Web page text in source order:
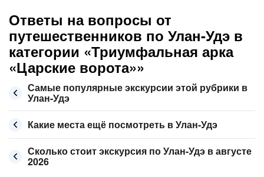
Ответы на вопросы от
путешественников по Улан-Удэ в
категории «Триумфальная арка
«Царские ворота»»
Самые популярные экскурсии этой рубрики в
Улан-Удэ
Какие места ещё посмотреть в Улан-Удэ
Сколько стоит экскурсия по Улан-Удэ в августе
2026